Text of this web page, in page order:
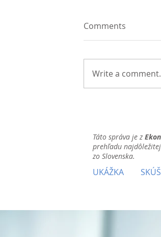
Comments
Write a
Táto správa je z
prehľadu
zo Slovenska.
UKÁŽKA